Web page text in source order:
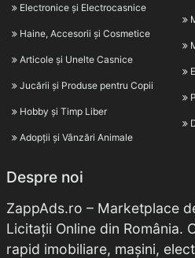
Electronice și Electrocasnice
Haine, Accesorii și Cosmetice
Articole și Unelte Casnice
Jucării și Produse pentru Copii
Hobby și Timp Liber
Adopții și Vânzări Animale
Despre noi
ZappAds.ro – Marketplace
Licitații Online din România.
rapid imobiliare, mașini,